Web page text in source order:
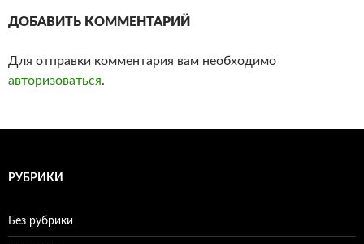
ДОБАВИТЬ КОММЕНТАРИЙ
Для отправки комментария вам необходимо
авторизоваться.
РУБРИКИ
Без рубрики